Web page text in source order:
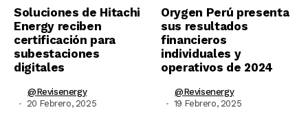
Soluciones de Hitachi
Energy reciben
certificación para
subestaciones
digitales
@revisenergy
20 Febrero, 2025
Orygen Perú presenta
sus resultados
financieros
individuales y
operativos de 2024
@revisenergy
19 Febrero, 2025